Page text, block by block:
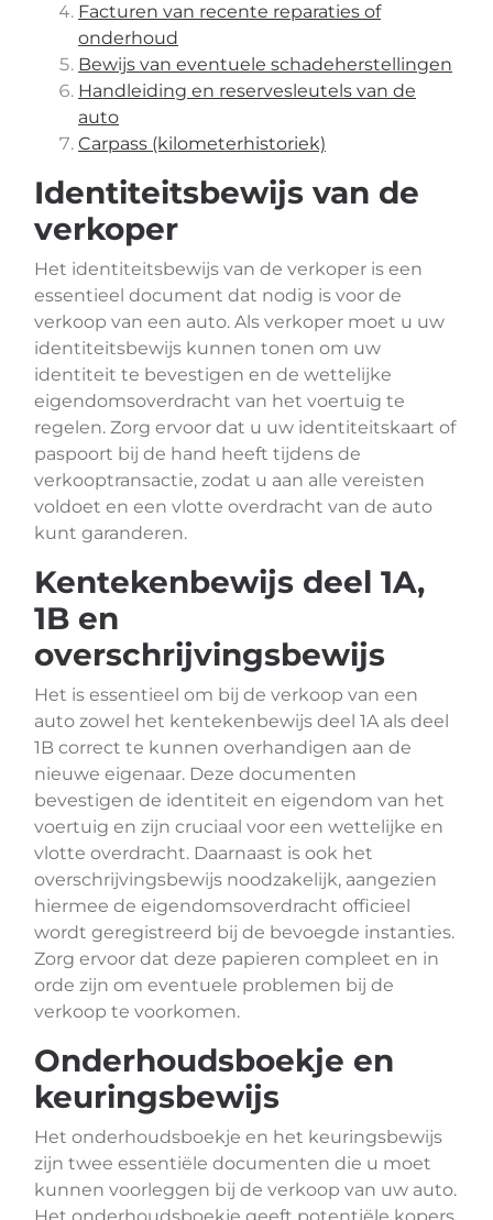
Facturen van recente reparaties of
onderhoud
Bewijs van eventuele schadeherstellingen
Handleiding en reservesleutels van de
auto
Carpass (kilometerhistoriek)
Identiteitsbewijs van de
verkoper
Het identiteitsbewijs van de verkoper is een
essentieel document dat nodig is voor de
verkoop van een auto. Als verkoper moet u uw
identiteitsbewijs kunnen tonen om uw
identiteit te bevestigen en de wettelijke
eigendomsoverdracht van het voertuig te
regelen. Zorg ervoor dat u uw identiteitskaart of
paspoort bij de hand heeft tijdens de
verkooptransactie, zodat u aan alle vereisten
voldoet en een vlotte overdracht van de auto
kunt garanderen.
Kentekenbewijs deel 1A,
1B en
overschrijvingsbewijs
Het is essentieel om bij de verkoop van een
auto zowel het kentekenbewijs deel 1A als deel
1B correct te kunnen overhandigen aan de
nieuwe eigenaar. Deze documenten
bevestigen de identiteit en eigendom van het
voertuig en zijn cruciaal voor een wettelijke en
vlotte overdracht. Daarnaast is ook het
overschrijvingsbewijs noodzakelijk, aangezien
hiermee de eigendomsoverdracht officieel
wordt geregistreerd bij de bevoegde instanties.
Zorg ervoor dat deze papieren compleet en in
orde zijn om eventuele problemen bij de
verkoop te voorkomen.
Onderhoudsboekje en
keuringsbewijs
Het onderhoudsboekje en het keuringsbewijs
zijn twee essentiële documenten die u moet
kunnen voorleggen bij de verkoop van uw auto.